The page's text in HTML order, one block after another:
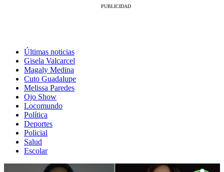
Últimas noticias
Gisela Valcarcel
Magaly Medina
Cuto Guadalupe
Melissa Paredes
Ojo Show
Locomundo
Política
Deportes
Policial
Salud
Escolar